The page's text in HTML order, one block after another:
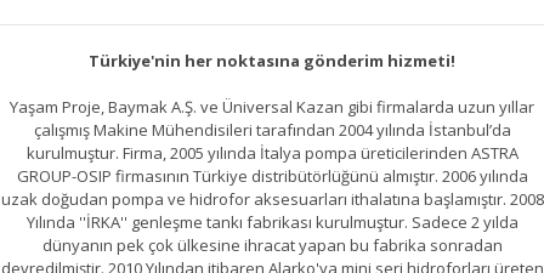
Türkiye'nin her noktasına gönderim hizmeti!
Yaşam Proje, Baymak A.Ş. ve Üniversal Kazan gibi firmalarda uzun yıllar
çalışmış Makine Mühendisileri tarafından 2004 yılında İstanbul’da
kurulmuştur. Firma, 2005 yılında İtalya pompa üreticilerinden ASTRA
GROUP-OSIP firmasının Türkiye distribütörlüğünü almıştır. 2006 yılında
uzak doğudan pompa ve hidrofor aksesuarları ithalatına başlamıştır. 2008
Yılında ''İRKA'' genleşme tankı fabrikası kurulmuştur. Sadece 2 yılda
dünyanın pek çok ülkesine ihracat yapan bu fabrika sonradan
devredilmiştir. 2010 Yılından itibaren Alarko'ya mini seri hidroforları üreten